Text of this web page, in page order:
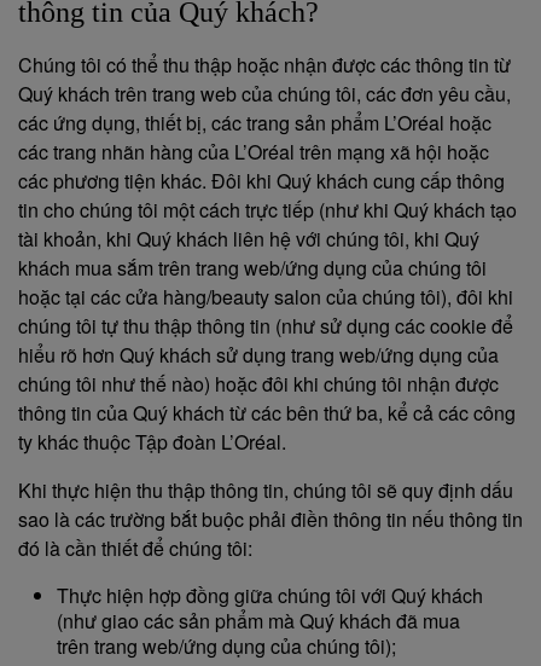
thông tin của Quý khách?
Chúng tôi có thể thu thập hoặc nhận được các thông tin từ
Quý khách trên trang web của chúng tôi, các đơn yêu cầu,
các ứng dụng, thiết bị, các trang sản phẩm L’Oréal hoặc
các trang nhãn hàng của L’Oréal trên mạng xã hội hoặc
các phương tiện khác. Đôi khi Quý khách cung cấp thông
tin cho chúng tôi một cách trực tiếp (như khi Quý khách tạo
tài khoản, khi Quý khách liên hệ với chúng tôi, khi Quý
khách mua sắm trên trang web/ứng dụng của chúng tôi
hoặc tại các cửa hàng/beauty salon của chúng tôi), đôi khi
chúng tôi tự thu thập thông tin (như sử dụng các cookie để
hiểu rõ hơn Quý khách sử dụng trang web/ứng dụng của
chúng tôi như thế nào) hoặc đôi khi chúng tôi nhận được
thông tin của Quý khách từ các bên thứ ba, kể cả các công
ty khác thuộc Tập đoàn L’Oréal.
Khi thực hiện thu thập thông tin, chúng tôi sẽ quy định dấu
sao là các trường bắt buộc phải điền thông tin nếu thông tin
đó là cần thiết để chúng tôi:
Thực hiện hợp đồng giữa chúng tôi với Quý khách
(như giao các sản phẩm mà Quý khách đã mua
trên trang web/ứng dụng của chúng tôi);